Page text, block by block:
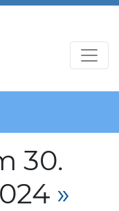
30.
»